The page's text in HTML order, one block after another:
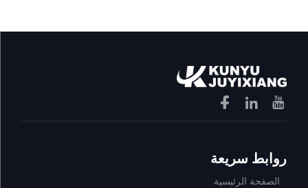
روابط سريعة
الصفحة الرئيسية